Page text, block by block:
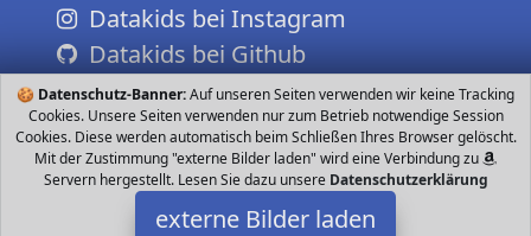
🍪 Datenschutz-Banner:Auf unseren Seiten verwenden wir keine Tracking
Cookies. Unsere Seiten verwenden nur zum Betrieb notwendige Session
Cookies. Diese werden automatisch beim Schließen Ihres Browser gelöscht.
Mit der Zustimmung "externe Bilder laden" wird eine Verbindung zu
Servern hergestellt. Lesen Sie dazu unsere Datenschutzerklärung
externe Bilder laden
Datakids bei Instagram
Datakids bei Github